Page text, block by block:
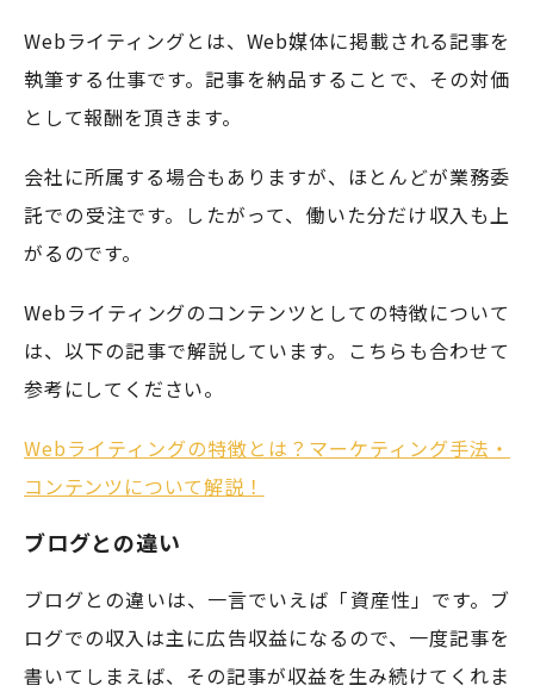
Webライティングとは、Web媒体に掲載される記事を
執筆する仕事です。記事を納品することで、その対価
として報酬を頂きます。
会社に所属する場合もありますが、ほとんどが業務委
託での受注です。したがって、働いた分だけ収入も上
がるのです。
Webライティングのコンテンツとしての特徴について
は、以下の記事で解説しています。こちらも合わせて
参考にしてください。
Webライティングの特徴とは？マーケティング手法・
コンテンツについて解説！
ブログとの違い
ブログとの違いは、一言でいえば「資産性」です。ブ
ログでの収入は主に広告収益になるので、一度記事を
書いてしまえば、その記事が収益を生み続けてくれま